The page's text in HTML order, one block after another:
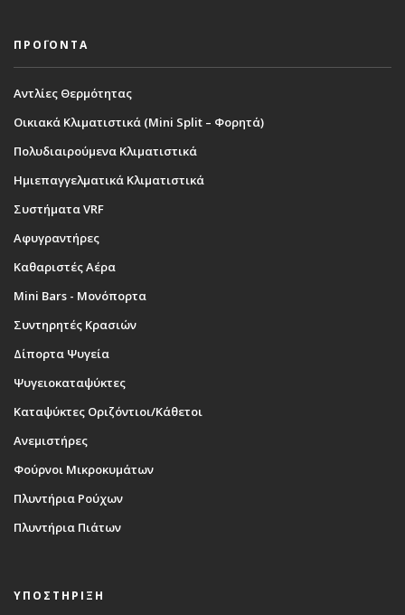
ΠΡΟΪΟΝΤΑ
Αντλίες Θερμότητας
Οικιακά Κλιματιστικά (Mini Split – Φορητά)
Πολυδιαιρούμενα Κλιματιστικά
Ημιεπαγγελματικά Κλιματιστικά
Συστήματα VRF
Αφυγραντήρες
Καθαριστές Αέρα
Mini Bars - Μονόπορτα
Συντηρητές Κρασιών
Δίπορτα Ψυγεία
Ψυγειοκαταψύκτες
Καταψύκτες Οριζόντιοι/Κάθετοι
Ανεμιστήρες
Φούρνοι Μικροκυμάτων
Πλυντήρια Ρούχων
Πλυντήρια Πιάτων
ΥΠΟΣΤΗΡΙΞΗ